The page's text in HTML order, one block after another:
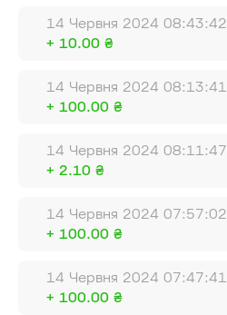
14 Червня 2024 08:43:42
+ 10.00 ₴
14 Червня 2024 08:13:41
+ 100.00 ₴
14 Червня 2024 08:11:47
+ 2.10 ₴
14 Червня 2024 07:57:02
+ 100.00 ₴
14 Червня 2024 07:47:41
+ 100.00 ₴